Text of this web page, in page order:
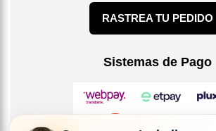
RASTREA TU PEDIDO
Sistemas de Pago